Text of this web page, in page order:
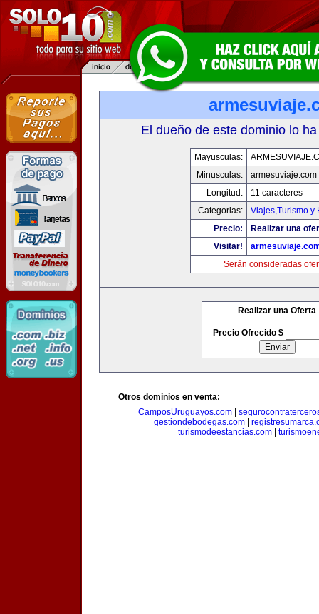
El dueño de este dominio lo
Mayusculas:
Minusculas:
armesuviaje.com
Longitud:
11 caracteres
Categorias:
Viajes,Turismo y
Precio:
Realizar una
Visitar!
Serán consideradas
Realizar una Oferta
Precio Ofrecido $
Otros dominios en venta:
CamposUruguayos.com|
gestiondebodegas.com|
turismodeestancias.com|